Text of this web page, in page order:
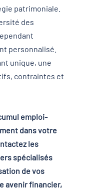
patrimoniale.
des
personnalisé.
unique, une
contraintes et
emploi-
dans votre
les
spécialisés
de vos
avenir financier,